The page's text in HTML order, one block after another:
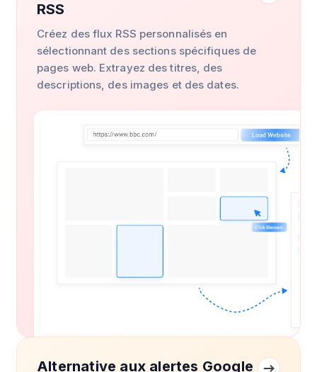
RSS
Créez des flux RSS personnalisés en
sélectionnant des sections spécifiques de
pages web. Extrayez des titres, des
descriptions, des images et des dates.
Alternative aux alertes Google